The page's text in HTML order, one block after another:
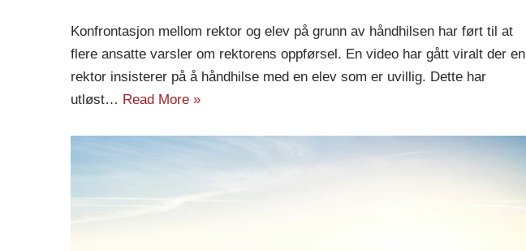
Konfrontasjon mellom rektor og elev på grunn av håndhilsen har ført til at
flere ansatte varsler om rektorens oppførsel. En video har gått viralt der en
rektor insisterer på å håndhilse med en elev som er uvillig. Dette har
utløst… Read More »